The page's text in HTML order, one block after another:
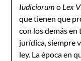
Iudiciorumo Lex
que tienen que
con los demás
jurídica, siempre
ley. La época en